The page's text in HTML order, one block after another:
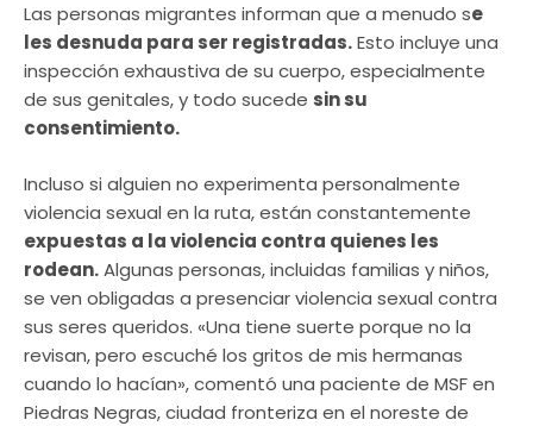
Las personas migrantes informan que a menudo se
les desnuda para ser registradas.Esto incluye una
inspección exhaustiva de su cuerpo, especialmente
de sus genitales, y todo sucede sin su
consentimiento.
Incluso si alguien no experimenta personalmente
violencia sexual en la ruta, están constantemente
expuestas a la violencia contra quienes les
rodean.Algunas personas, incluidas familias y niños,
se ven obligadas a presenciar violencia sexual contra
sus seres queridos. «Una tiene suerte porque no la
revisan, pero escuché los gritos de mis hermanas
cuando lo hacían», comentó una paciente de MSF en
Piedras Negras, ciudad fronteriza en el noreste de